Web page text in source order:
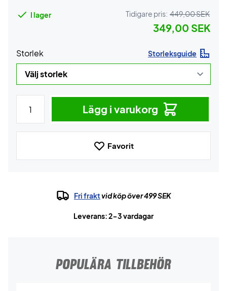
I lager Tidigare pris: 449,00 SEK
349,00 SEK
Storlek Storleksguide
Lägg i varukorg
Favorit
Fri fraktvid köp över 499 SEK
Leverans: 2-3 vardagar
POPULÄRA TILLBEHÖR